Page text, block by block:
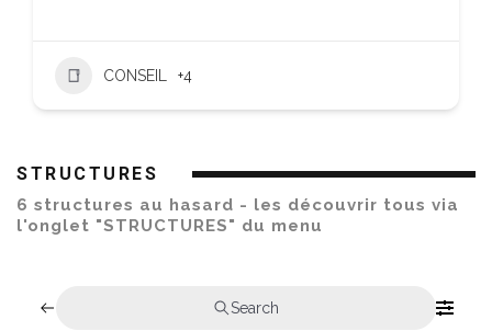
CONSEIL +4
STRUCTURES
6 structures au hasard - les découvrir tous via
l'onglet "STRUCTURES" du menu
Search